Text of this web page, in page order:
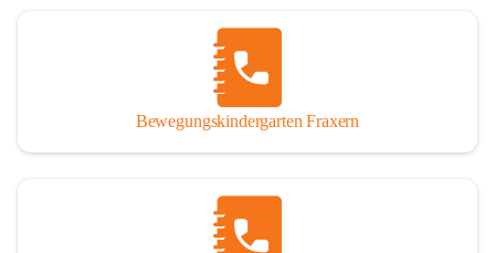
Bewegungskindergarten Fraxern